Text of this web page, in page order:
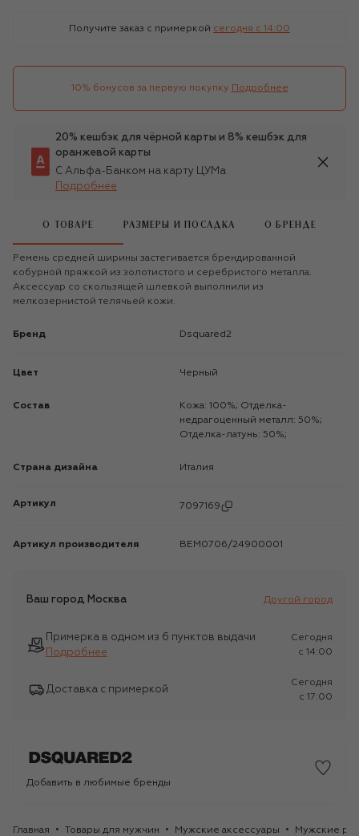
Получите заказ с примеркой сегодня c 14:00
10% бонусов за первую покупку Подробнее
20% кешбэк для чёрной карты и 8% кешбэк для
оранжевой карты
С Альфа-Банком на карту ЦУМа
Подробнее
О ТОВАРЕ РАЗМЕРЫ И ПОСАДКА О БРЕНДЕ
Ремень средней ширины застегивается брендированной
кобурной пряжкой из золотистого и серебристого металла.
Аксессуар со скользящей шлевкой выполнили из
мелкозернистой телячьей кожи.
Бренд Dsquared2
Цвет Черный
Состав
Кожа: 100%; Отделка-
недрагоценный металл: 50%;
Отделка-латунь: 50%;
Страна дизайна Италия
Артикул 7097169
Артикул производителя BEM0706/24900001
Ваш город Москва Другой город
Примерка в одном из 6 пунктов выдачи
Подробнее
Сегодня
c 14:00
Доставка с примеркой
Сегодня
c 17:00
Добавить в любимые бренды
Главная Товары для мужчин Мужские аксессуары Мужские